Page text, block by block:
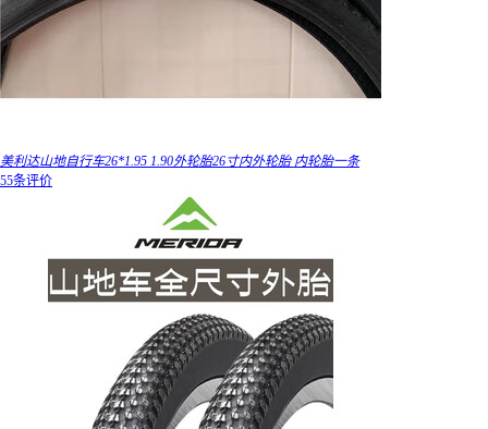
美利达山地自行车26*1.95 1.90外轮胎26寸内外轮胎 内轮胎一条
55条评价